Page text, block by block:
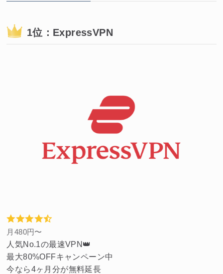
1位：ExpressVPN
月480円〜
人気No.1の最速VPN👑
最大80%OFFキャンペーン中
今なら4ヶ月分が無料延長